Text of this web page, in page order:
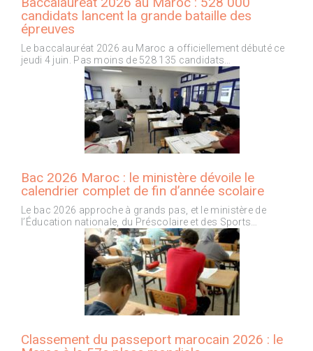
candidats lancent la grande bataille des
épreuves
Le baccalauréat 2026 au Maroc a officiellement débuté ce
jeudi 4 juin. Pas moins de 528 135 candidats…
Bac 2026 Maroc : le ministère dévoile le
calendrier complet de fin d’année scolaire
Le bac 2026 approche à grands pas, et le ministère de
l’Éducation nationale, du Préscolaire et des Sports…
Classement du passeport marocain 2026 : le